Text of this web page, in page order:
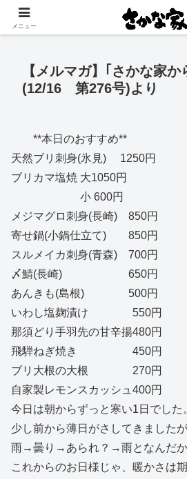
創業大正11年 矢祭町の中心で営
【メルマガ】｢さかな家か
(12/16 第276号)より
**本日のおすすめ**
天然ブリ刺身(氷見) 1250円
ブリカマ塩焼 大1050円
小 600円
メジマグロ刺身(長崎) 850円
寄せ鍋(小鍋仕立て) 850円
スルメイカ刺身(青森) 700円
〆鯖(長崎) 650円
あんきも(島根) 500円
いわし塩麹漬け 550円
那須どり手羽先の甘辛揚480円
飛騨ねぎ焼き 450円
ブリ大根の大根 270円
自家製レモンスカッシュ400円
今日は朝からずっと寒い1日でした
少し前から薄日がさしてきました
雨→曇り→あられ？→雨となんだか
これからのお日様じゃ、暖かさは
メニュー